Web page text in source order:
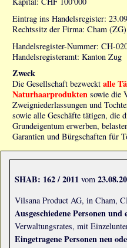
Eintrag ins Handelsregister:
Rechtssitz der Firma: Cham (ZG)
Handelsregister-Nummer: CH-
Handelsregisteramt: Kanton Zug
Zweck
Die Gesellschaft bezwecktalle
Naturhaarprodukten sowie die
Zweigniederlassungen und
sowie alle Geschäfte tätigen,
Grundeigentum erwerben,
Garantien und Bürgschaften für
SHAB: 162 / 2011 vom
Vilsana Product AG, in Cham,
Ausgeschiedene Personen
Verwaltungsrates, mit
Eingetragene Personen neu